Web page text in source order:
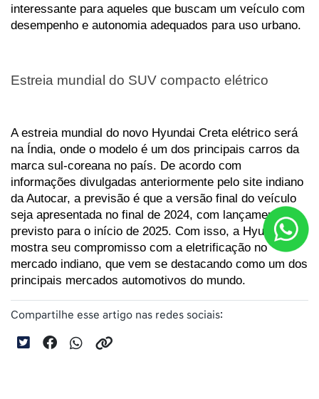
interessante para aqueles que buscam um veículo com
desempenho e autonomia adequados para uso urbano.
Estreia mundial do SUV compacto elétrico
A estreia mundial do novo Hyundai Creta elétrico será
na Índia, onde o modelo é um dos principais carros da
marca sul-coreana no país. De acordo com
informações divulgadas anteriormente pelo site indiano
da Autocar, a previsão é que a versão final do veículo
seja apresentada no final de 2024, com lançamento
previsto para o início de 2025. Com isso, a Hyundai
mostra seu compromisso com a eletrificação no
mercado indiano, que vem se destacando como um dos
principais mercados automotivos do mundo.
Compartilhe esse artigo nas redes sociais: